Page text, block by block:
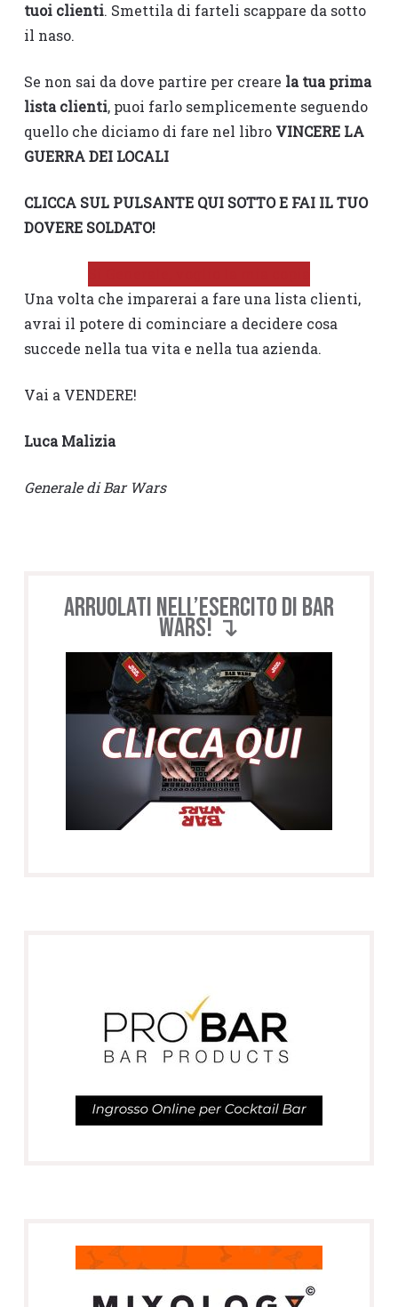
tuoi clienti. Smettila di farteli scappare da sotto
il naso.
Se non sai da dove partire per creare la tua prima
lista clienti, puoi farlo semplicemente seguendo
quello che diciamo di fare nel libro VINCERE LA
GUERRA DEI LOCALI
CLICCA SUL PULSANTE QUI SOTTO E FAI IL TUO
DOVERE SOLDATO!
Una volta che imparerai a fare una lista clienti,
avrai il potere di cominciare a decidere cosa
succede nella tua vita e nella tua azienda.
Vai a VENDERE!
Luca Malizia
Generale di Bar Wars
Arruolati nell’esercito di BAR
WARS! ↴